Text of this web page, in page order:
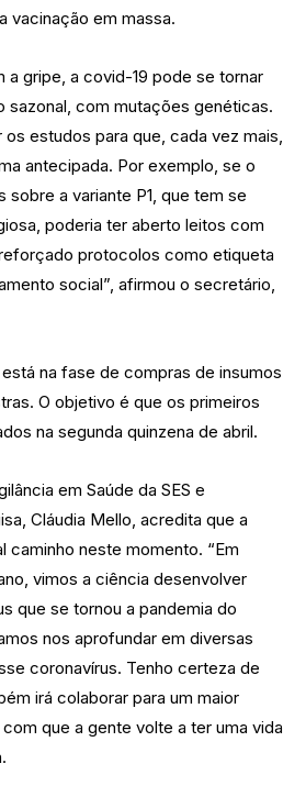
vacinação em massa.
a gripe, a covid-19 pode se tornar
sazonal, com mutações genéticas.
os estudos para que, cada vez mais,
antecipada. Por exemplo, se o
sobre a variante P1, que tem se
poderia ter aberto leitos com
protocolos como etiqueta
social”, afirmou o secretário,
na fase de compras de insumos
O objetivo é que os primeiros
na segunda quinzena de abril.
em Saúde da SES e
Cláudia Mello, acredita que a
caminho neste momento. “Em
vimos a ciência desenvolver
que se tornou a pandemia do
nos aprofundar em diversas
coronavírus. Tenho certeza de
irá colaborar para um maior
que a gente volte a ter uma vida